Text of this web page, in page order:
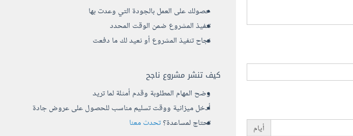
حصولك على العمل بالجودة التي وعدت بها
تنفيذ المشروع ضمن الوقت المحدد
نجاح تنفيذ المشروع أو نعيد لك ما دفعت
كيف تنشر مشروع ناجح
وضح المهام المطلوبة وقدم أمثلة لما تريد
أدخل ميزانية ووقت تسليم مناسب للحصول على عروض جادة
تحتاج لمساعدة؟تحدث معنا
أيام